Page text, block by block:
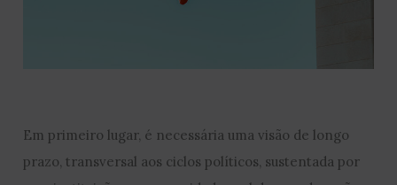
Em primeiro lugar, é necessária uma visão de longo
prazo, transversal aos ciclos políticos, sustentada por